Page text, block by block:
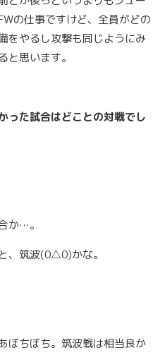
の仕事ですけど、全員がどの
をやるし攻撃も同じようにみ
と思います。
た試合はどことの対戦でし
か…。
、筑波(0△0)かな。
ぼちぼち。筑波戦は相当良か